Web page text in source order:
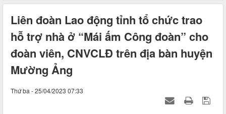
Liên đoàn Lao động tỉnh tổ chức trao
hỗ trợ nhà ở “Mái ấm Công đoàn” cho
đoàn viên, CNVCLĐ trên địa bàn huyện
Mường Ảng
Thứ ba - 25/04/2023 07:33